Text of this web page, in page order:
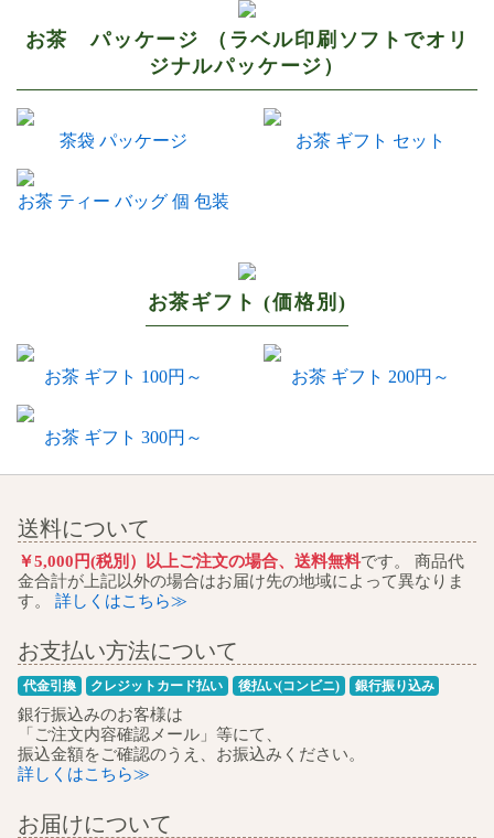
お茶 パッケージ （ラベル印刷ソフトでオリ
ジナルパッケージ）
茶袋 パッケージ お茶 ギフト セット
お茶 ティー バッグ 個 包装
お茶ギフト (価格別)
お茶 ギフト 100円～ お茶 ギフト 200円～
お茶 ギフト 300円～
送料について
￥5,000円(税別）以上ご注文の場合、送料無料です。 商品代
金合計が上記以外の場合はお届け先の地域によって異なりま
す。
詳しくはこちら≫
お支払い方法について
代金引換 クレジットカード払い 後払い(コンビニ) 銀行振り込み
銀行振込みのお客様は
「ご注文内容確認メール」等にて、
振込金額をご確認のうえ、お振込みください。
詳しくはこちら≫
お届けについて